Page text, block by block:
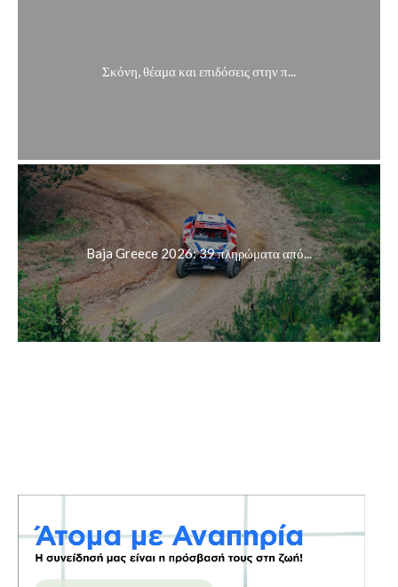
Σκόνη, θέαμα και επιδόσεις στην π...
Baja Greece 2026: 39 πληρώματα από...